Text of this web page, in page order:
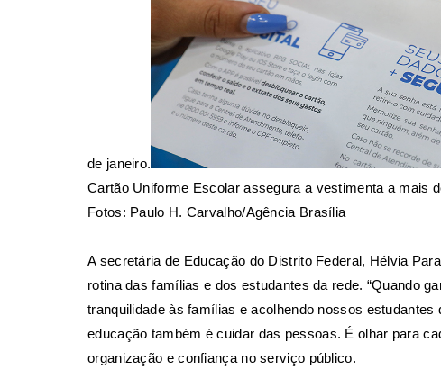
de janeiro.
Cartão Uniforme Escolar assegura a vestimenta a mais
Fotos: Paulo H. Carvalho/Agência Brasília
A secretária de Educação do Distrito Federal, Hélvia
rotina das famílias e dos estudantes da rede. “Quando
tranquilidade às famílias e acolhendo nossos estudantes
educação também é cuidar das pessoas. É olhar para
organização e confiança no serviço público.